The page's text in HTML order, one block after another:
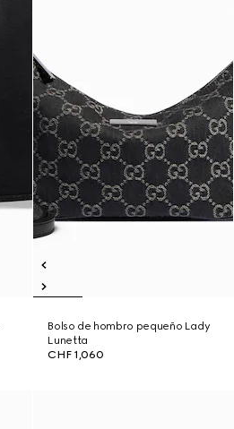
Bolso de hombro pequeño Lady
Lunetta
CHF 1,060